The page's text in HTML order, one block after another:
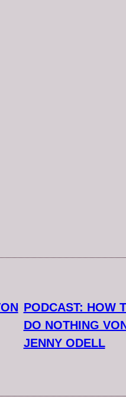
PODCAST: HOW
DO NOTHING
JENNY ODELL